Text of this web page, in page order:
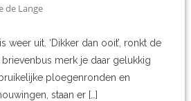
de Lange
weer uit. ‘Dikker dan ooit’, ronkt de
merk je daar gelukkig
ploegenronden en
staan er […]